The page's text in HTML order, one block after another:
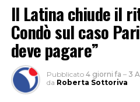
“Accogliere ed esporre oggi
afferma il sindaco Matilde
comunale è motivo di
nostra comunità. Desidero
ringraziamento alla
Il Latina chiude il
Condò sul caso
deve pagare”
Pubblicato 4 giorni fa – 3
da Roberta Sottoriva